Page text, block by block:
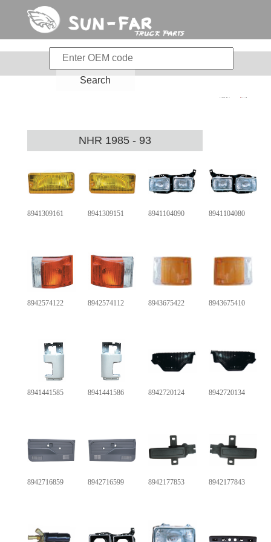
Search
BENZ
MAN
VOLVO
SCANIA
DAF
IVECOISUZU
FUSO
HINO
UD
NHR 1985 - 93
8941309161 8941309151 8941104090 8941104080
8942574122 8942574112 8943675422 8943675410
8941441585 8941441586 8942720124 8942720134
8942716859 8942716599 8942177853 8942177843